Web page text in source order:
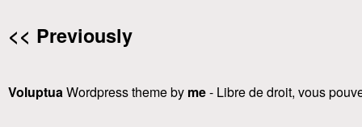
<< Previously
VoluptuaWordpress theme by me- Libre de droit, vous